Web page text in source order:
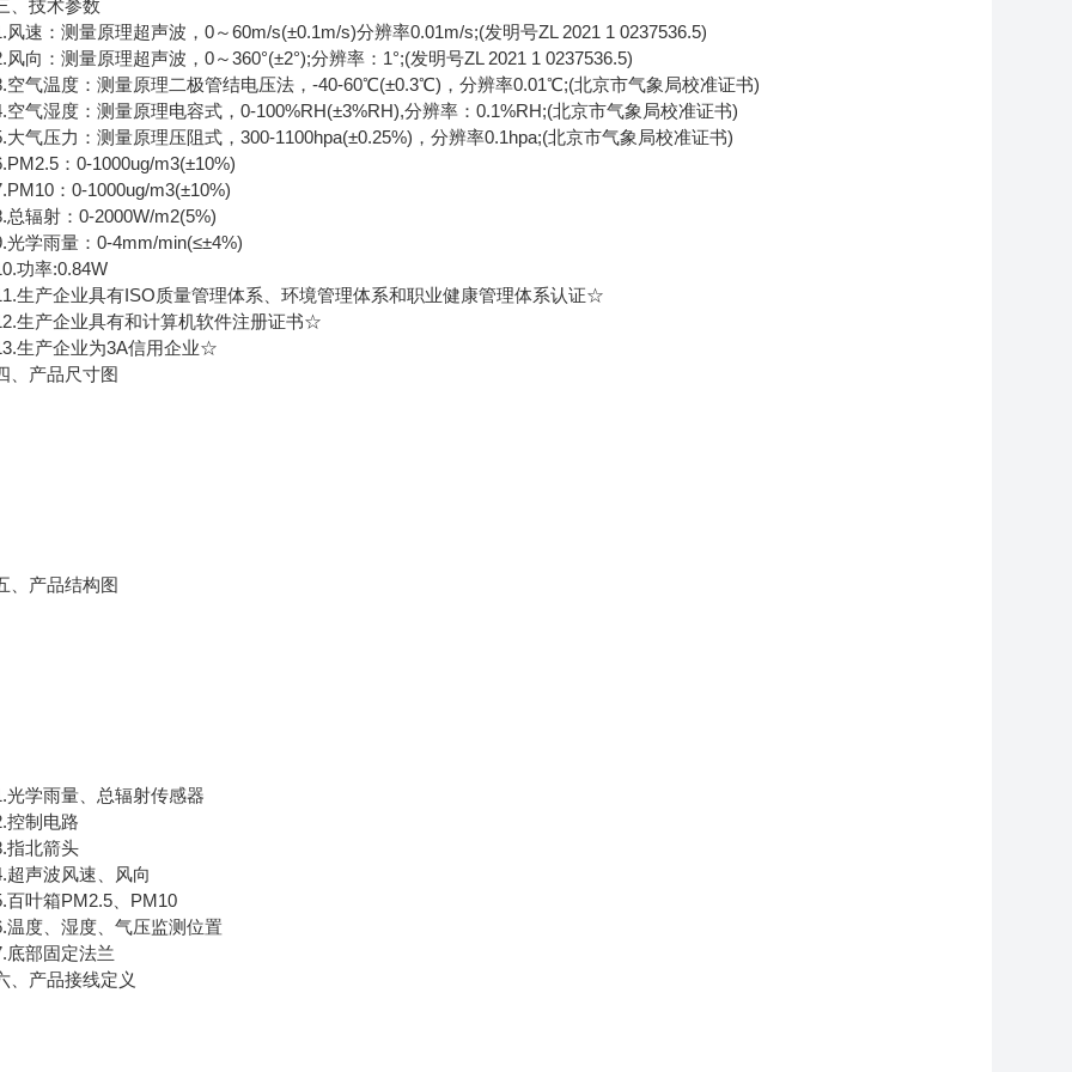
技术参数
：测量原理超声波，0～60m/s(±0.1m/s)分辨率0.01m/s;(发明号ZL 2021 1 0237536.5)
：测量原理超声波，0～360°(±2°);分辨率：1°;(发明号ZL 2021 1 0237536.5)
温度：测量原理二极管结电压法，-40-60℃(±0.3℃)，分辨率0.01℃;(北京市气象局校准证书)
湿度：测量原理电容式，0-100%RH(±3%RH),分辨率：0.1%RH;(北京市气象局校准证书)
压力：测量原理压阻式，300-1100hpa(±0.25%)，分辨率0.1hpa;(北京市气象局校准证书)
：0-1000ug/m3(±10%)
：0-1000ug/m3(±10%)
射：0-2000W/m2(5%)
雨量：0-4mm/min(≤±4%)
率:0.84W
产企业具有ISO质量管理体系、环境管理体系和职业健康管理体系认证☆
产企业具有和计算机软件注册证书☆
产企业为3A信用企业☆
产品尺寸图
产品结构图
雨量、总辐射传感器
制电路
北箭头
声波风速、风向
叶箱PM2.5、PM10
、湿度、气压监测位置
部固定法兰
产品接线定义